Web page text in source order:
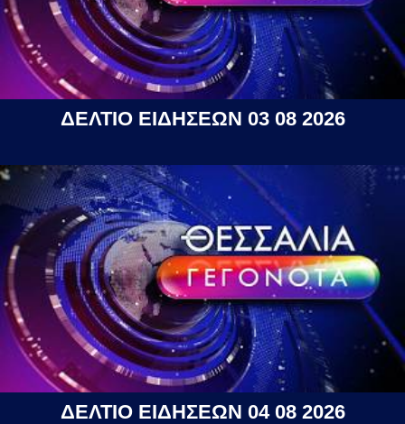
ΔΕΛΤΙΟ ΕΙΔΗΣΕΩΝ 03 08 2026
ΔΕΛΤΙΟ ΕΙΔΗΣΕΩΝ 04 08 2026